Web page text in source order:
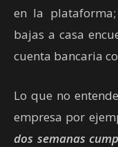
en la
bajas a casa
cuenta bancaria
Lo que no
empresa por
dos semanas